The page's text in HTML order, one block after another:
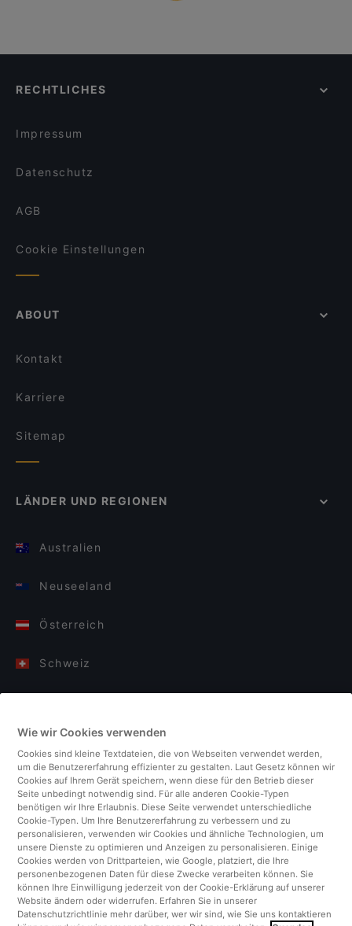
RECHTLICHES
Impressum
Datenschutz
AGB
Cookie Einstellungen
ABOUT
Kontakt
Karriere
Sitemap
LÄNDER UND REGIONEN
Australien
Neuseeland
Österreich
Schweiz
Italien
Finnland
Vereinigtes Königreich
Türkei
Niederlande
Wie wir Cookies verwenden
Cookies sind kleine Textdateien, die von Webseiten verwendet werden,
um die Benutzererfahrung effizienter zu gestalten. Laut Gesetz können wir
Cookies auf Ihrem Gerät speichern, wenn diese für den Betrieb dieser
Seite unbedingt notwendig sind. Für alle anderen Cookie-Typen
benötigen wir Ihre Erlaubnis. Diese Seite verwendet unterschiedliche
Cookie-Typen. Um Ihre Benutzererfahrung zu verbessern und zu
personalisieren, verwenden wir Cookies und ähnliche Technologien, um
unsere Dienste zu optimieren und Anzeigen zu personalisieren. Einige
Cookies werden von Drittparteien, wie Google, platziert, die Ihre
personenbezogenen Daten für diese Zwecke verarbeiten können. Sie
können Ihre Einwilligung jederzeit von der Cookie-Erklärung auf unserer
Website ändern oder widerrufen. Erfahren Sie in unserer
Datenschutzrichtlinie mehr darüber, wer wir sind, wie Sie uns kontaktieren